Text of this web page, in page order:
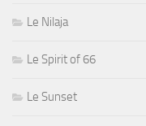
Le Nilaja
Le Spirit of 66
Le Sunset